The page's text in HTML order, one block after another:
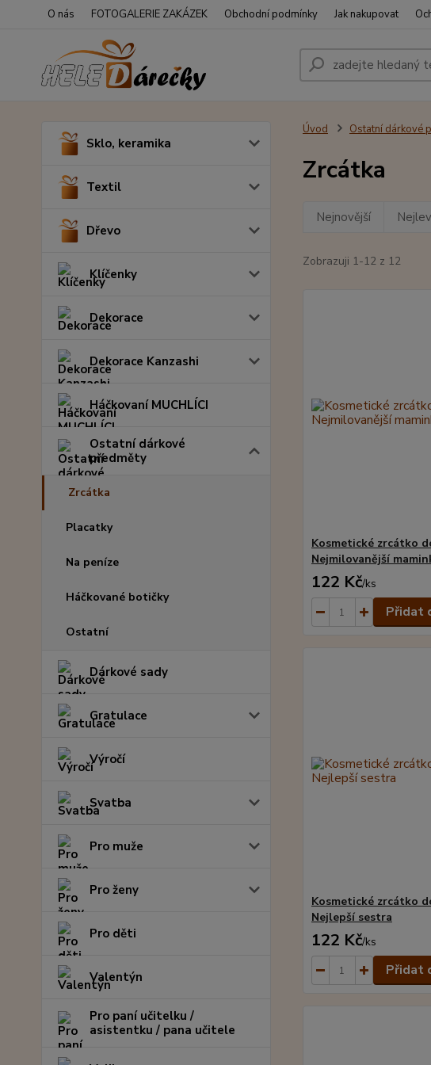
O nás FOTOGALERIE ZAKÁZEK Obchodní podmínky Jak nakupovat
Sklo, keramika
Textil
Dřevo
Klíčenky
Dekorace
Dekorace Kanzashi
Háčkovaní MUCHLÍCI
Ostatní dárkové
předměty
Zrcátka
Placatky
Na peníze
Háčkované botičky
Ostatní
Dárkové sady
Gratulace
Výročí
Svatba
Pro muže
Pro ženy
Pro děti
Valentýn
Pro paní učitelku /
asistentku / pana učitele
Úvod Ostatní dárkové
Zrcátka
Nejnovější
Zobrazuji 1-12 z 12
Kosmetické zrcátko
Nejmilovanější
122 Kč/ks
Přidat
Kosmetické zrcátko
Nejlepší sestra
122 Kč/ks
Přidat